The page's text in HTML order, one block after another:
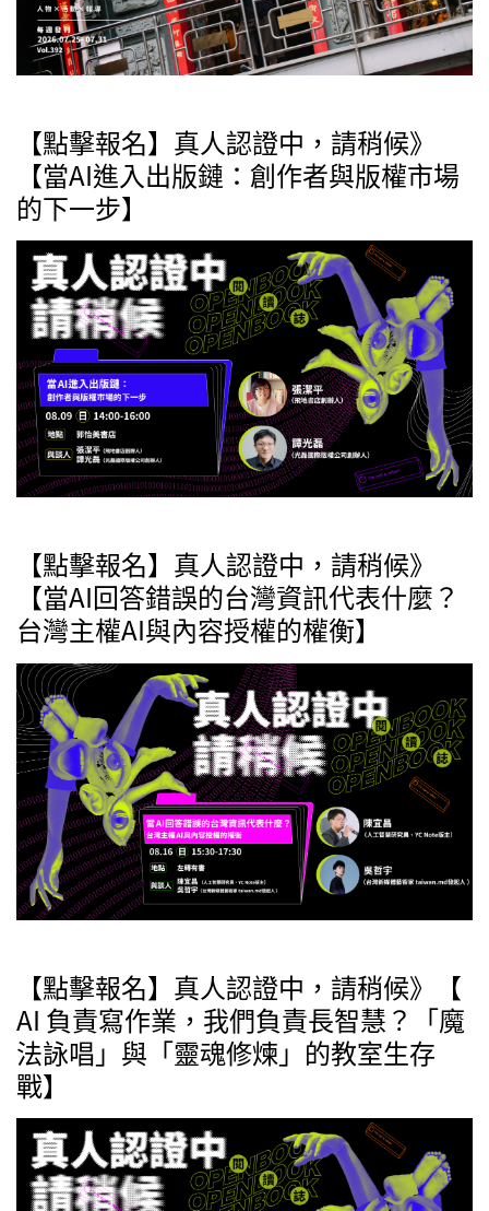
【點擊報名】真人認證中，請稍候》
【當AI進入出版鏈：創作者與版權市場
的下一步】
【點擊報名】真人認證中，請稍候》
【當AI回答錯誤的台灣資訊代表什麼？
台灣主權AI與內容授權的權衡】
【點擊報名】真人認證中，請稍候》【
AI 負責寫作業，我們負責長智慧？「魔
法詠唱」與「靈魂修煉」的教室生存
戰】